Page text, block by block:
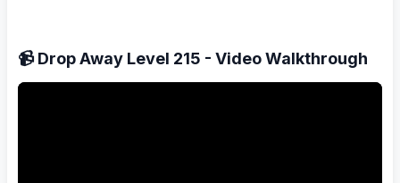
📹 Drop Away Level 215 - Video Walkthrough